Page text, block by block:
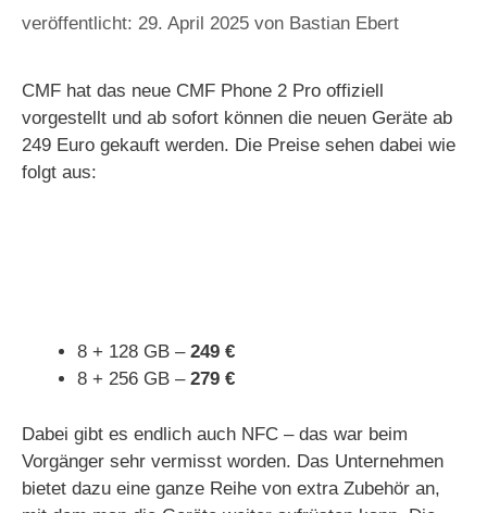
29. April 2025 von Bastian Ebert
CMF hat das neue CMF Phone 2 Pro offiziell
vorgestellt und ab sofort können die neuen Geräte ab
249 Euro gekauft werden. Die Preise sehen dabei wie
folgt aus:
8 + 128 GB – 249 €
8 + 256 GB – 279 €
Dabei gibt es endlich auch NFC – das war beim
Vorgänger sehr vermisst worden. Das Unternehmen
bietet dazu eine ganze Reihe von extra Zubehör an,